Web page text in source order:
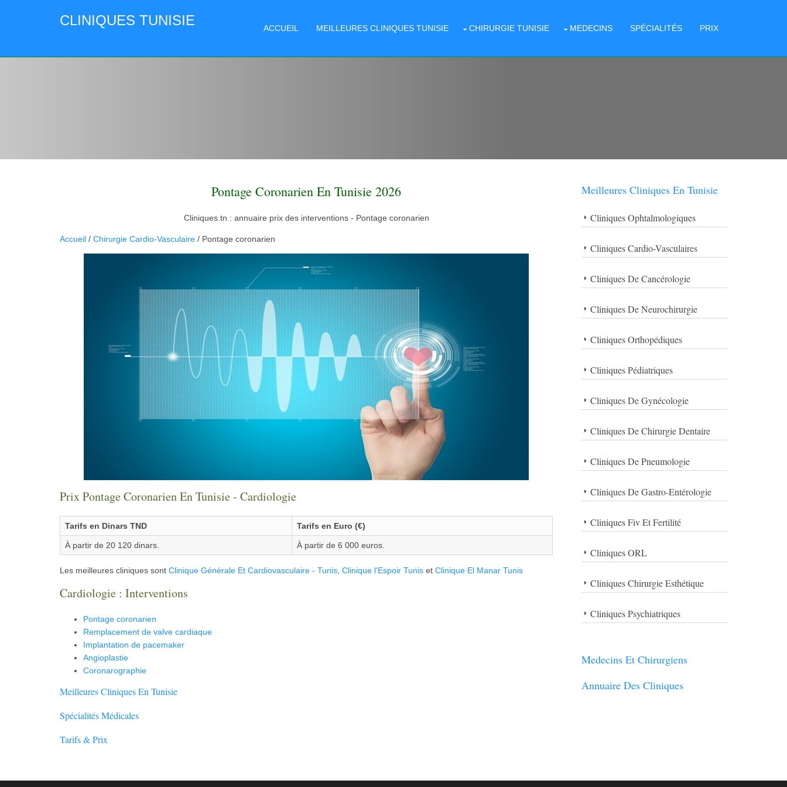
CLINIQUES TUNISIE ACCUEIL MEILLEURES CLINIQUES TUNISIE CHIRURGIE TUNISIE MEDECINS SPÉCIALITÉS PRIX
Pontage Coronarien En Tunisie 2026
Cliniques.tn : annuaire prix des interventions - Pontage coronarien
Accueil / Chirurgie Cardio-Vasculaire / Pontage coronarien
Prix Pontage Coronarien En Tunisie - Cardiologie
Tarifs en Dinars TND Tarifs en Euro (€)
À partir de 20 120 dinars. À partir de 6 000 euros.
Les meilleures cliniques sont Clinique Générale Et Cardiovasculaire - Tunis Clinique l'Espoir Tunis et Clinique El Manar Tunis
Cardiologie : Interventions
Pontage coronarien
Remplacement de valve cardiaque
Implantation de pacemaker
Angioplastie
Coronarographie
Meilleures Cliniques En Tunisie
Spécialités Médicales
Tarifs & Prix
Meilleures Cliniques En Tunisie
Cliniques Ophtalmologiques
Cliniques Cardio-Vasculaires
Cliniques De Cancérologie
Cliniques De Neurochirurgie
Cliniques Orthopédiques
Cliniques Pédiatriques
Cliniques De Gynécologie
Cliniques De Chirurgie Dentaire
Cliniques De Pneumologie
Cliniques De Gastro-Entérologie
Cliniques Fiv Et Fertilité
Cliniques ORL
Cliniques Chirurgie Esthétique
Cliniques Psychiatriques
Medecins Et Chirurgiens
Annuaire Des Cliniques